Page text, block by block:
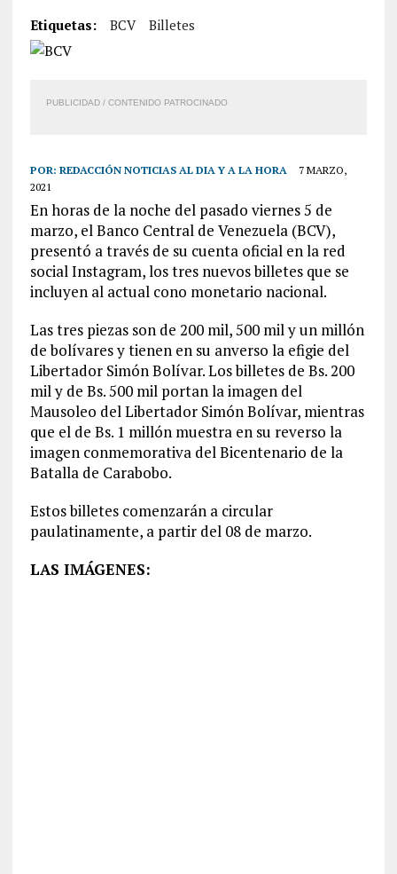
Etiquetas: BCV Billetes
PUBLICIDAD / CONTENIDO PATROCINADO
POR: REDACCIÓN NOTICIAS AL DIA Y A LA HORA
7 MARZO,
2021
En horas de la noche del pasado viernes 5 de
marzo, el Banco Central de Venezuela (BCV),
presentó a través de su cuenta oficial en la red
social Instagram, los tres nuevos billetes que se
incluyen al actual cono monetario nacional.
Las tres piezas son de 200 mil, 500 mil y un millón
de bolívares y tienen en su anverso la efigie del
Libertador Simón Bolívar. Los billetes de Bs. 200
mil y de Bs. 500 mil portan la imagen del
Mausoleo del Libertador Simón Bolívar, mientras
que el de Bs. 1 millón muestra en su reverso la
imagen conmemorativa del Bicentenario de la
Batalla de Carabobo.
Estos billetes comenzarán a circular
paulatinamente, a partir del 08 de marzo.
LAS IMÁGENES: